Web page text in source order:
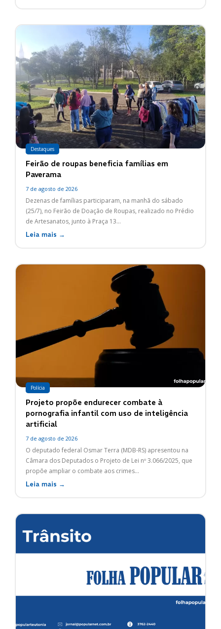
Destaques
Feirão de roupas beneficia famílias em
Paverama
7 de agosto de 2026
Dezenas de famílias participaram, na manhã do sábado
(25/7), no Feirão de Doação de Roupas, realizado no Prédio
de Artesanatos, junto à Praça 13...
Leia mais →
Polícia
Projeto propõe endurecer combate à
pornografia infantil com uso de inteligência
artificial
7 de agosto de 2026
O deputado federal Osmar Terra (MDB-RS) apresentou na
Câmara dos Deputados o Projeto de Lei nº 3.066/2025, que
propõe ampliar o combate aos crimes...
Leia mais →